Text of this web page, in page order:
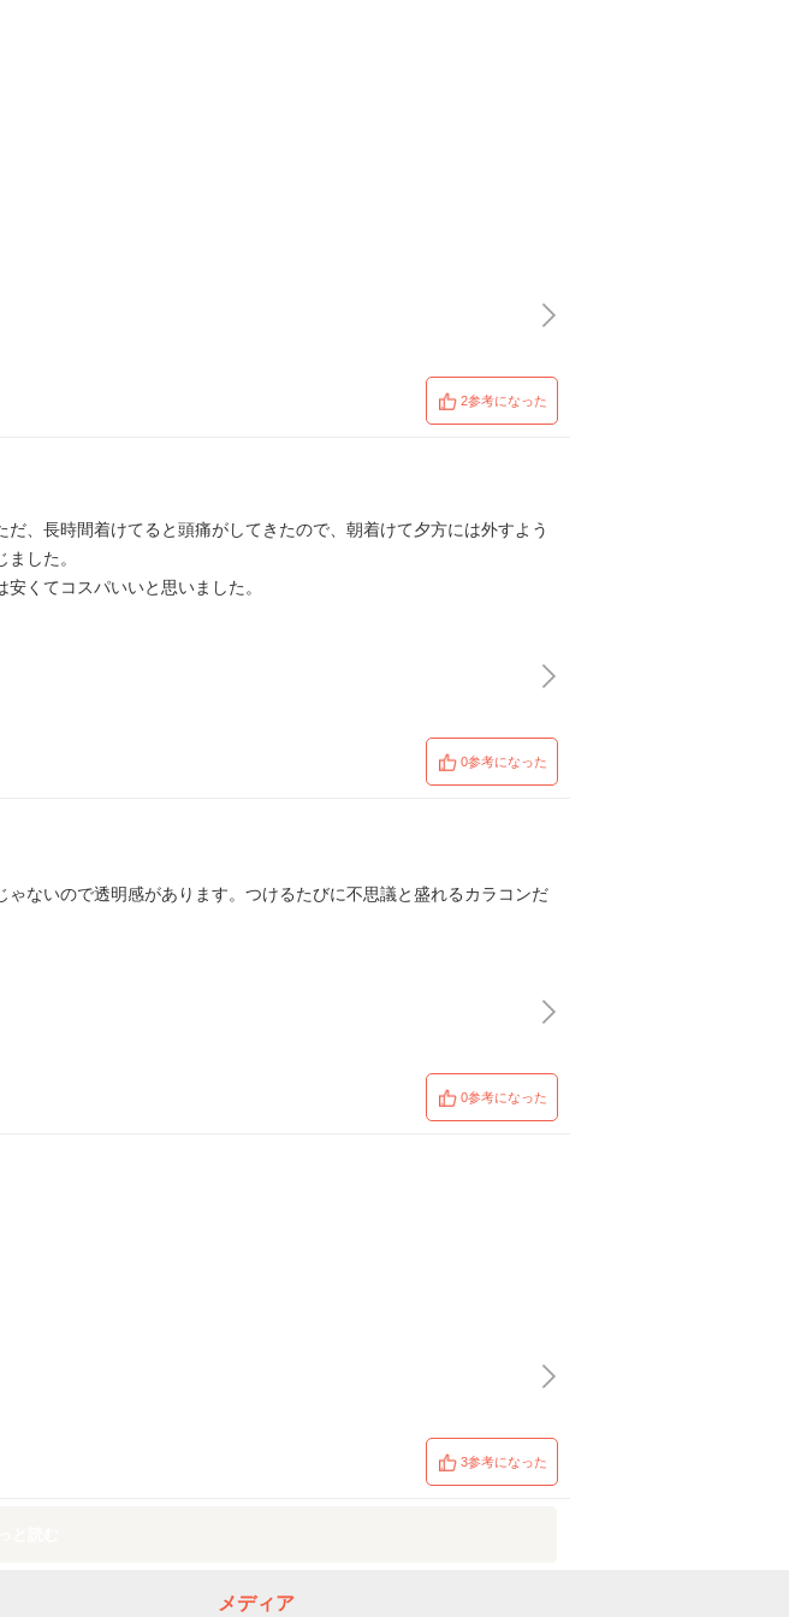
2参考になった
、長時間着けてると頭痛がしてきたので、朝着けて夕方には外すよう
した。
くてコスパいいと思いました。
0参考になった
ないので透明感があります。つけるたびに不思議と盛れるカラコンだ
0参考になった
3参考になった
メディア